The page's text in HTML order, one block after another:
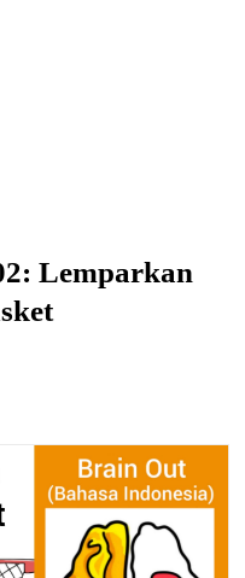
Lemparkan